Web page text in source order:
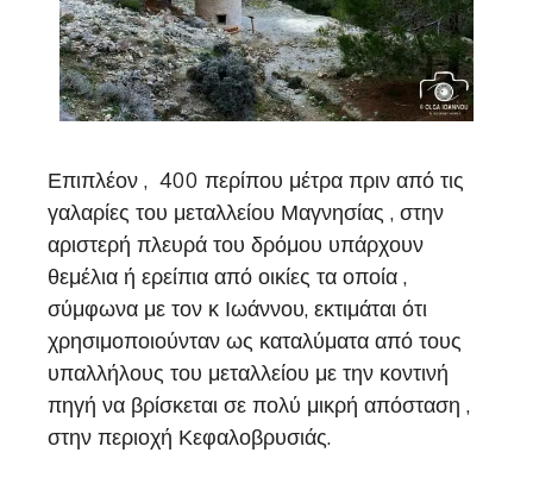
Επιπλέον , 400 περίπου μέτρα πριν από τις
γαλαρίες του μεταλλείου Μαγνησίας , στην
αριστερή πλευρά του δρόμου υπάρχουν
θεμέλια ή ερείπια από οικίες τα οποία ,
σύμφωνα με τον κ Ιωάννου, εκτιμάται ότι
χρησιμοποιούνταν ως καταλύματα από τους
υπαλλήλους του μεταλλείου με την κοντινή
πηγή να βρίσκεται σε πολύ μικρή απόσταση ,
στην περιοχή Κεφαλοβρυσιάς.